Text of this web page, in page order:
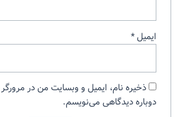
ایمیل*
ذخیره نام، ایمیل و وبسایت من در
دوباره دیدگاهی می‌نویسم.